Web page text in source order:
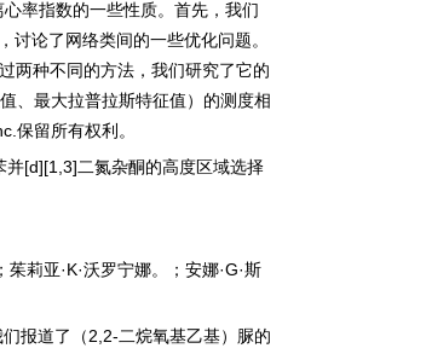
心率指数的一些性质。首先，我们
讨论了网络类间的一些优化问题。
两种不同的方法，我们研究了它的
、最大拉普拉斯特征值）的测度相
保留所有权利。
并[d][1,3]二氮杂酮的高度区域选择
茱莉亚·K·沃罗宁娜。；安娜·G·斯
报道了（2,2-二烷氧基乙基）脲的